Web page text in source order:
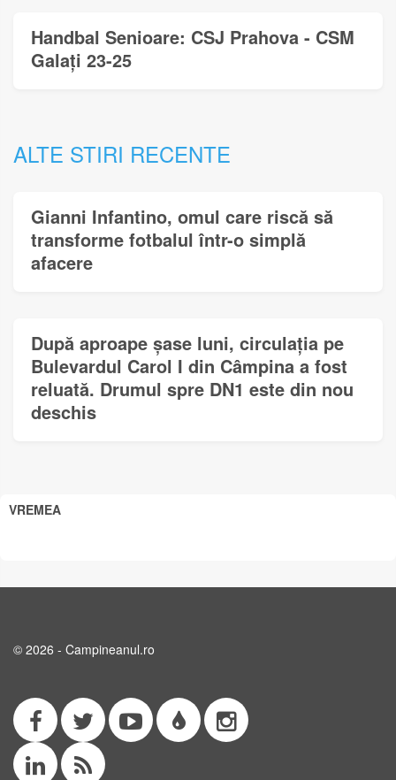
Handbal Senioare: CSJ Prahova - CSM
Galați 23-25
ALTE STIRI RECENTE
Gianni Infantino, omul care riscă să
transforme fotbalul într-o simplă
afacere
După aproape șase luni, circulația pe
Bulevardul Carol I din Câmpina a fost
reluată. Drumul spre DN1 este din nou
deschis
VREMEA
© 2026 - Campineanul.ro